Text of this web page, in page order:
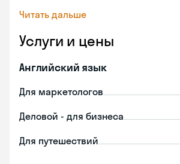
Читать дальше
Услуги и цены
Английский язык
Для маркетологов
Деловой - для бизнеса
Для путешествий